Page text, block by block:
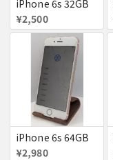
iPhone 6s 32GB
¥2,500
iPhone 6s 64GB
¥2,980